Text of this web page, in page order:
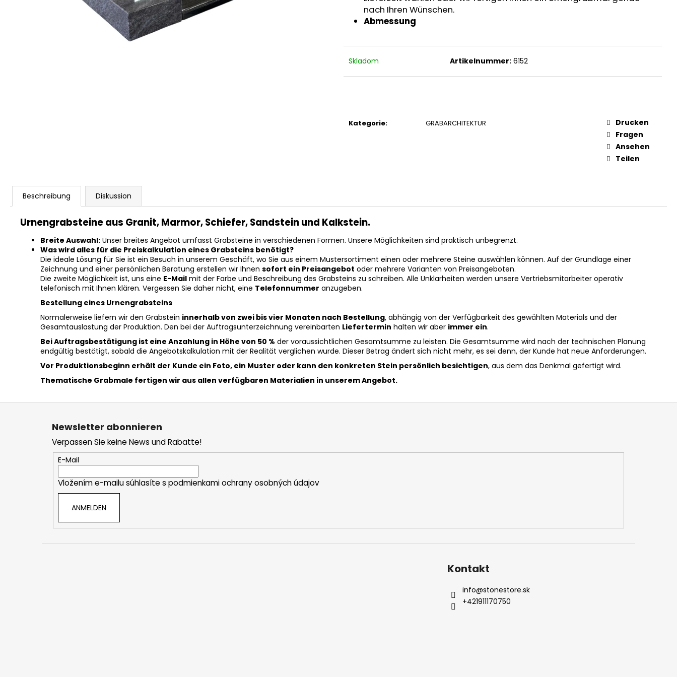
nach Ihren Wünschen.
Abmessung
Skladom Artikelnummer: 6152
Kategorie: GRABARCHITEKTUR
Drucken
Fragen
Ansehen
Teilen
Beschreibung Diskussion
Urnengrabsteine aus Granit, Marmor, Schiefer, Sandstein und Kalkstein.
Breite Auswahl: Unser breites Angebot umfasst Grabsteine in verschiedenen Formen. Unsere Möglichkeiten sind praktisch unbegrenzt.
Was wird alles für die Preiskalkulation eines Grabsteins benötigt?
Die ideale Lösung für Sie ist ein Besuch in unserem Geschäft, wo Sie aus einem Mustersortiment einen oder mehrere Steine auswählen können. Auf der Grundlage einer
Zeichnung und einer persönlichen Beratung erstellen wir Ihnen sofort ein Preisangebot oder mehrere Varianten von Preisangeboten.
Die zweite Möglichkeit ist, uns eine E-Mail mit der Farbe und Beschreibung des Grabsteins zu schreiben. Alle Unklarheiten werden unsere Vertriebsmitarbeiter operativ
telefonisch mit Ihnen klären. Vergessen Sie daher nicht, eine Telefonnummer anzugeben.
Bestellung eines Urnengrabsteins
Normalerweise liefern wir den Grabstein innerhalb von zwei bis vier Monaten nach Bestellung, abhängig von der Verfügbarkeit des gewählten Materials und der
Gesamtauslastung der Produktion. Den bei der Auftragsunterzeichnung vereinbarten Liefertermin halten wir aber immer ein.
Bei Auftragsbestätigung ist eine Anzahlung in Höhe von 50 % der voraussichtlichen Gesamtsumme zu leisten. Die Gesamtsumme wird nach der technischen Planung
endgültig bestätigt, sobald die Angebotskalkulation mit der Realität verglichen wurde. Dieser Betrag ändert sich nicht mehr, es sei denn, der Kunde hat neue Anforderungen.
Vor Produktionsbeginn erhält der Kunde ein Foto, ein Muster oder kann den konkreten Stein persönlich besichtigen, aus dem das Denkmal gefertigt wird.
Thematische Grabmale fertigen wir aus allen verfügbaren Materialien in unserem Angebot.
Newsletter abonnieren
Verpassen Sie keine News und Rabatte!
E-Mail
Vložením e-mailu súhlasíte s podmienkami ochrany osobných údajov
ANMELDEN
Kontakt
info@stonestore.sk
+421911170750